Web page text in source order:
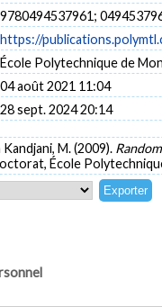
9780494537961;
https://
École Polytechnique de
04 août 2021 11:04
28 sept. 2024 20:14
M. (2009).
École